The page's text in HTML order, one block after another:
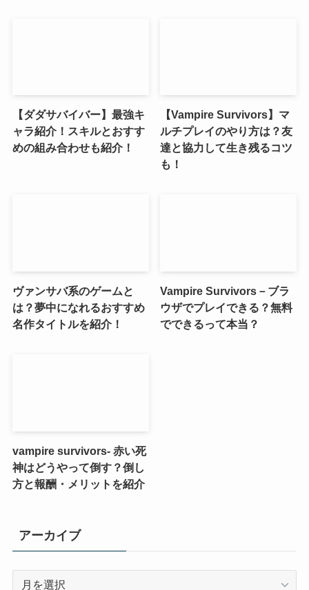
【ダダサバイバー】最強キ
ャラ紹介！スキルとおすす
めの組み合わせも紹介！
【Vampire Survivors】マ
ルチプレイのやり方は？友
達と協力して生き残るコツ
も！
ヴァンサバ系のゲームと
は？夢中になれるおすすめ
名作タイトルを紹介！
Vampire Survivors－ブラ
ウザでプレイできる？無料
でできるって本当？
vampire survivors- 赤い死
神はどうやって倒す？倒し
方と報酬・メリットを紹介
アーカイブ